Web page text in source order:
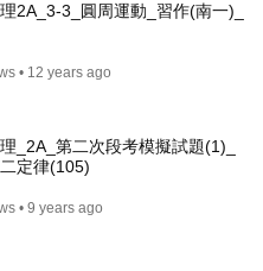
单口喜剧爆款！小鹿犀利
求婚更有意思，全场笑到
！#喜剧之王单口季 #喜
2A_3-3_圓周運動_習作(南一)_
• 12 years ago
_2A_第二次段考模擬試題(1)_
定律(105)
• 9 years ago